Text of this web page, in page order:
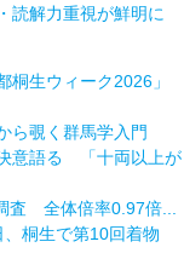
読解力重視が鮮明に
生ウィーク2026」
ら覗く群馬学入門
意語る 「十両以上が
査 全体倍率0.97倍...
桐生で第10回着物